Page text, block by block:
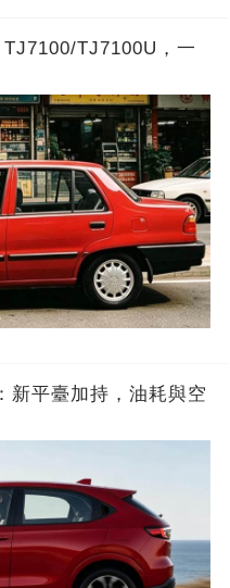
TJ7100U，一
新平臺加持，油耗與空